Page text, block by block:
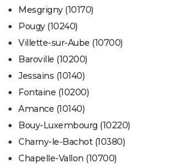
Mesgrigny (10170)
Pougy (10240)
Villette-sur-Aube (10700)
Baroville (10200)
Jessains (10140)
Fontaine (10200)
Amance (10140)
Bouy-Luxembourg (10220)
Charny-le-Bachot (10380)
Chapelle-Vallon (10700)